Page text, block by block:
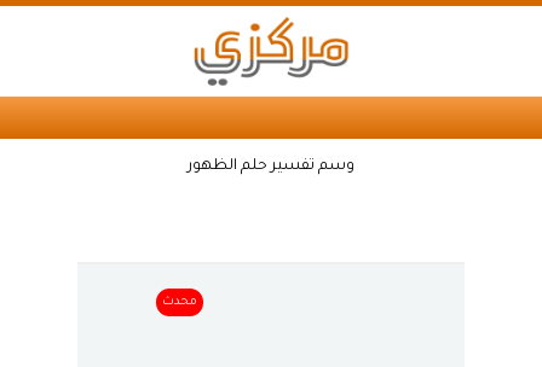
وسم تفسير حلم الظهور
محدث